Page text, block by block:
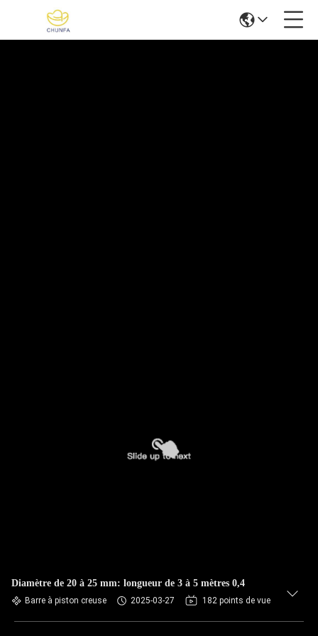
Diamètre de 20 à 25 mm: longueur de 3 à 5 mètres 0,4
Barre à piston creuse 2025-03-27 182 points de vue